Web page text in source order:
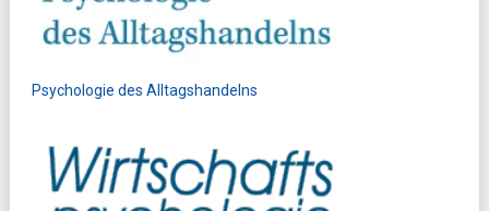
Psychologie des Alltagshandelns